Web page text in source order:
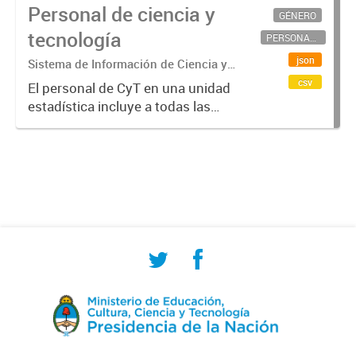
Personal de ciencia y
tecnología
Sistema de Información de Ciencia y
Tecnología Argentino (SICYTAR)
El personal de CyT en una unidad
estadística incluye a todas las
personas involucradas
GÉNERO
PERSONAL CIENTÍFICO-TECNOLÓGICO
json
csv